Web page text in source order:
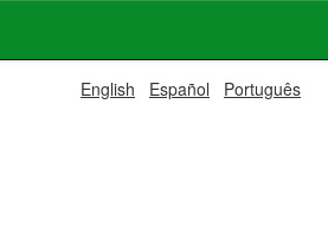
English Español Português